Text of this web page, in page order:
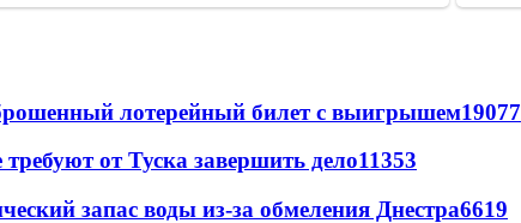
лотерейный билет с выигрышем19077
от Туска завершить дело11353
запас воды из-за обмеления Днестра6619